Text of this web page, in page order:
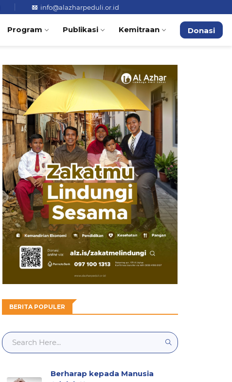
info@alazharpeduli.or.id
Program Publikasi Kemitraan Donasi
BERITA POPULER
Berharap kepada Manusia